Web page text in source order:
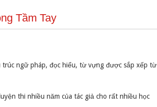
Tầm Tay
trúc ngữ pháp, đọc hiểu, từ vựng được sắp xếp từ
thi nhiều năm của tác giả cho rất nhiều học